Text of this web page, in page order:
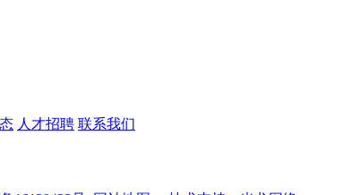
人才招聘 联系我们